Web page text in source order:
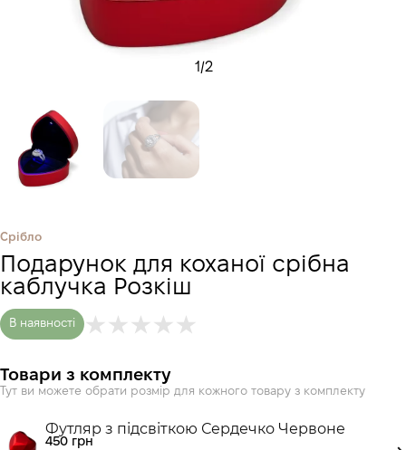
1 /2
Срібло
Подарунок для коханої срібна
каблучка Розкіш
В наявності
Товари з комплекту
Тут ви можете обрати розмір для кожного товару з комплекту
Футляр з підсвіткою Сердечко Червоне
450 грн